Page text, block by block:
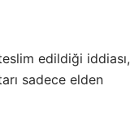
edildiği iddiası,
sadece elden